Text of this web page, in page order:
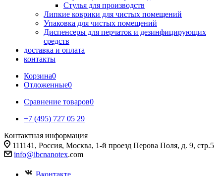
Стулья для производств
Липкие коврики для чистых помещений
Упаковка для чистых помещений
Диспенсеры для перчаток и дезинфицирующих
средств
доставка и оплата
контакты
Корзина0
Отложенные0
Сравнение товаров0
+7 (495) 727 05 29
Контактная информация
111141, Россия, Москва, 1-й проезд Перова Поля, д. 9, стр.5
info@ibcnanotex.com
Вконтакте